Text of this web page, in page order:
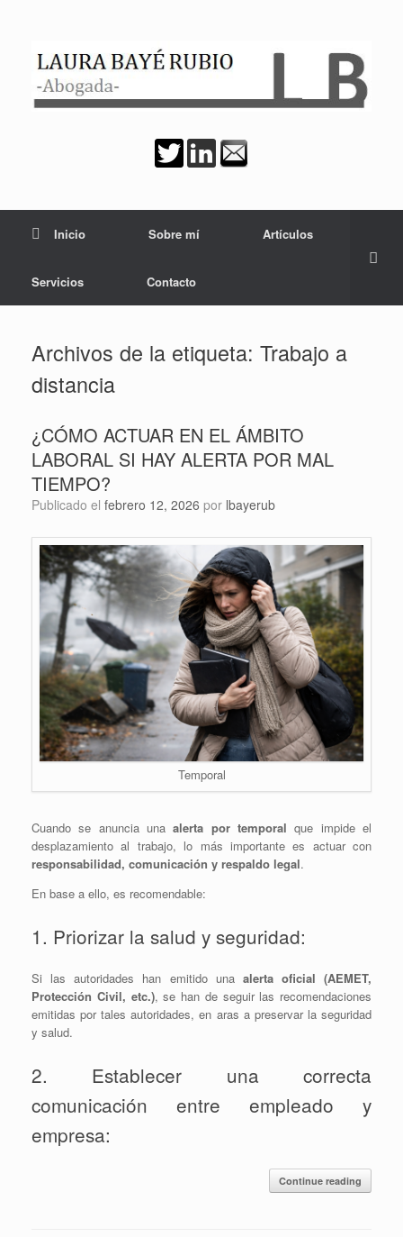
Inicio Sobre mí Artículos
Servicios Contacto
Archivos de la etiqueta: Trabajo a
distancia
¿CÓMO ACTUAR EN EL ÁMBITO
LABORAL SI HAY ALERTA POR MAL
TIEMPO?
Publicado el febrero 12, 2026 por lbayerub
Temporal
Cuando se anuncia unaalerta por temporal que impide el
desplazamiento al trabajo, lo más importante es actuar con
responsabilidad, comunicación y respaldo legal.
En base a ello, es recomendable:
1. Priorizar la salud y seguridad:
Si las autoridades han emitido una alerta oficial (AEMET,
Protección Civil, etc.), se han de seguir las recomendaciones
emitidas por tales autoridades, en aras a preservar la seguridad
y salud.
2. Establecer una correcta
comunicación entre empleado y
empresa:
Continue reading